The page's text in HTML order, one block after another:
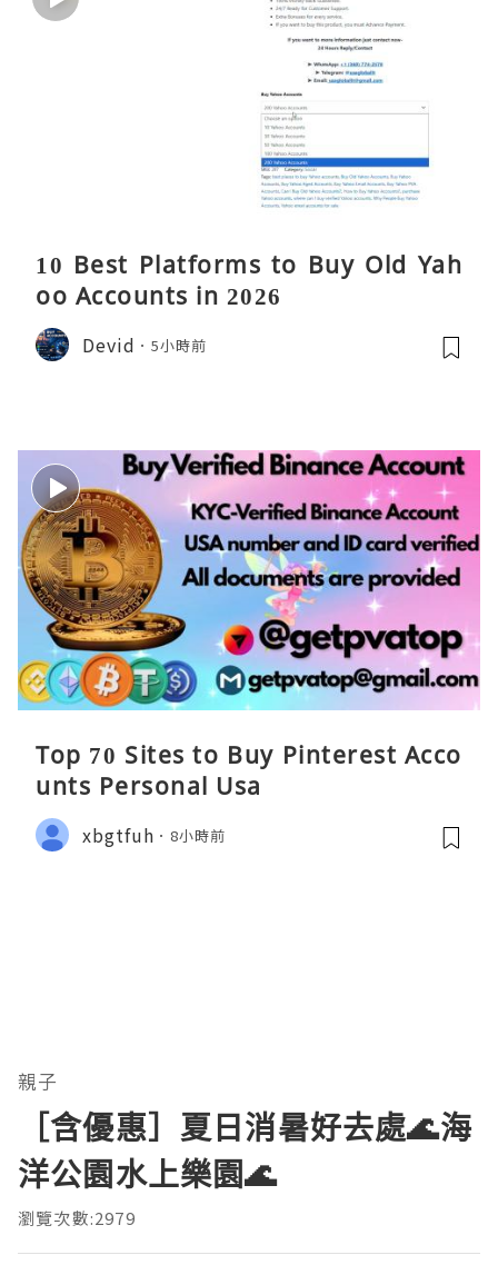
10 Best Platforms to Buy Old Yah
oo Accounts in 2026
Devid 5小時前
Top 70 Sites to Buy Pinterest Acco
unts Personal Usa
xbgtfuh 8小時前
親子
［含優惠］夏日消暑好去處🌊海
洋公園水上樂園🌊
瀏覽次數:2979